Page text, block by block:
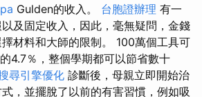
Gulden的收入。 台胞證辦理 有一
及固定收入，因此，毫無疑問，金錢
材料和大師的限制。 100萬個工具可
4.7％，整個學期都可以節省數十
尋引擎優化 診斷後，母親立即開始治
，並擺脫了以前的有害習慣，例如吸